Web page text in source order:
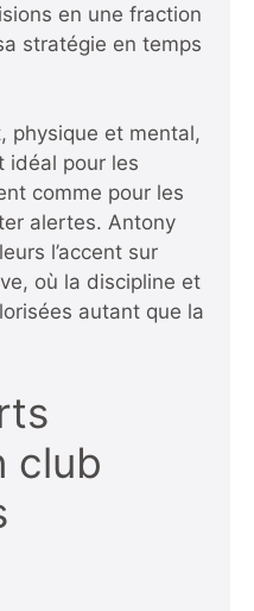
en une fraction
stratégie en temps
physique et mental,
idéal pour les
comme pour les
alertes. Antony
l’accent sur
où la discipline et
autant que la
club